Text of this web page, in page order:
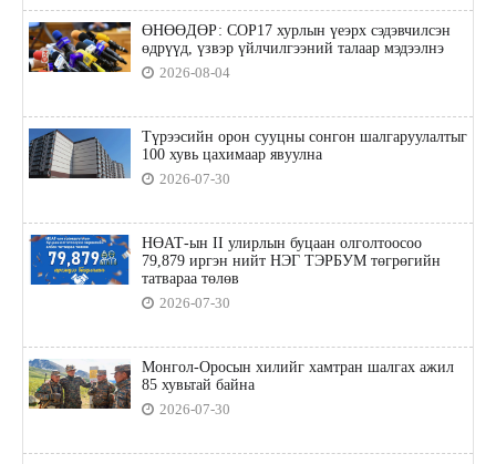
ӨНӨӨДӨР: COP17 хурлын үеэрх сэдэвчилсэн
өдрүүд, үзвэр үйлчилгээний талаар мэдээлнэ
2026-08-04
Түрээсийн орон сууцны сонгон шалгаруулалтыг
100 хувь цахимаар явуулна
2026-07-30
НӨАТ-ын II улирлын буцаан олголтоосоо
79,879 иргэн нийт НЭГ ТЭРБУМ төгрөгийн
татвараа төлөв
2026-07-30
Монгол-Оросын хилийг хамтран шалгах ажил
85 хувьтай байна
2026-07-30